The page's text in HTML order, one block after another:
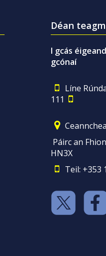
Déan
I gcás
gcónaí
Líne
111
Páirc an
HN3X
Teil: +353